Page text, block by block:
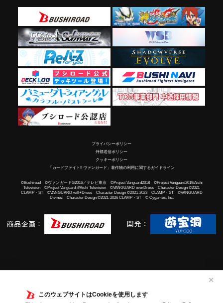
このウェブサイトはCookieを使用します
✕
プライバシーポリシー
外部送信ポリシー
クッキーポリシー
「カードファイト!! ヴァンガード」著作物の利用に関するガイドライン
©Bushiroad ©ヴァンガードG2016／テレビ東京 ©Project Vanguard2018 ©Project Vanguard2019/Aichi
Television ©Project Vanguard if/Aichi Television ©VANGUARD overDress Character Design ©2021
CLAMP・ST ©VANGUARD will+Dress Character Design ©2021-2023 CLAMP・ST ©VANGUARD
Divinez Character Design ©2021-2026 CLAMP・ST © Cygames, Inc.